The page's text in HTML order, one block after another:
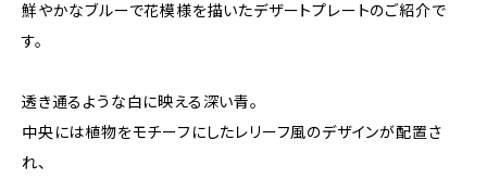
鮮やかなブルーで花模様を描いたデザートプレートのご紹介で
す。
透き通るような白に映える深い青。
中央には植物をモチーフにしたレリーフ風のデザインが配置さ
れ、